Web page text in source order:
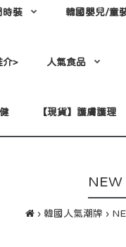
時裝 韓國嬰兒/童
介> 人氣食品
【現貨】護膚護理
NEW
韓國人氣潮牌